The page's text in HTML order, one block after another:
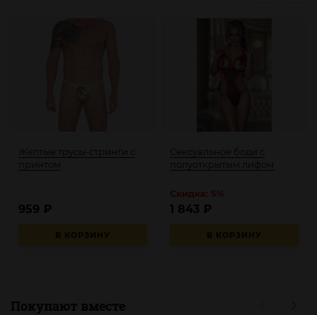
Желтые трусы-стринги с
принтом
В КОРЗИНУ
959 ₽
Сексуальное боди с
полуоткрытым лифом
В КОРЗИНУ
1 843 ₽
Покупают вместе